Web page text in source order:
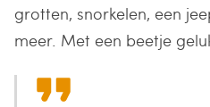
grotten, snorkelen, een
meer. Met een beetje